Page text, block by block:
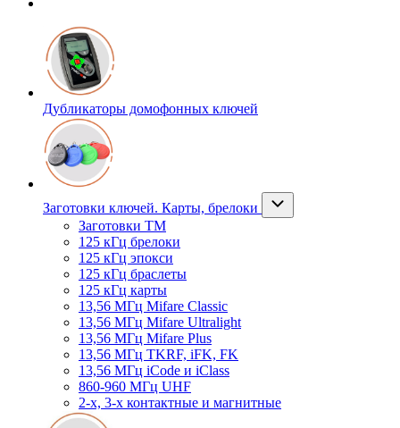
Дубликаторы домофонных ключей
Заготовки ключей. Карты, брелоки
Заготовки ТМ
125 кГц брелоки
125 кГц эпокси
125 кГц браслеты
125 кГц карты
13,56 МГц Mifare Classic
13,56 МГц Mifare Ultralight
13,56 МГц Mifare Plus
13,56 МГц TKRF, iFK, FK
13,56 МГц iCode и iClass
860-960 МГц UHF
2-х, 3-х контактные и магнитные